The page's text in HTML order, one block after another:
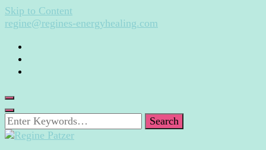
Skip to Content
regine@regines-energyhealing.com
Looking
for
Something?